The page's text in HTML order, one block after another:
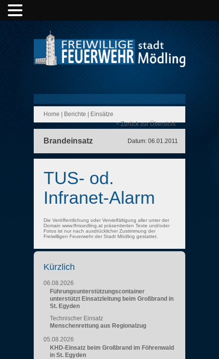
Home Berichte
Einsätze
< Zurück zur Übersicht
Brandeinsatz Datum: 06.01.2011
TUS- od.
Infranet-Alarm
Die Veröffentlichung oder Vervielfältigung aller unter der
Domain www.ffmoedling.at präsentierten Texte und/oder
Fotos ist nur nach ausdrücklicher Zustimmung der
Freiwilligen Feuerwehr der Stadt Mödling gestattet.
Kürzlich
06.08.2026
Führungsunterstützungscontainer
unterstützt Einsatzleitung beim Großbrand in
St. Egyden
Technischer Einsatz
Menschenrettung aus Regionalzug
05.08.2026
KHD-Einsatz beim Großbrand im Föhrenwald
in St. Egyden